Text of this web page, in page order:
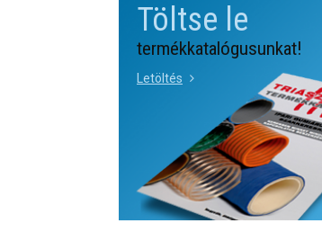
Töltse le
termékkatalógusunkat!
Letöltés